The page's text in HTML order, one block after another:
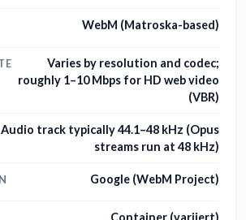
WebM (Matroska-based)
Varies by resolution and codec;
roughly 1–10 Mbps for HD web video
(VBR)
Audio track typically 44.1–48 kHz (Opus
streams run at 48 kHz)
Google (WebM Project)